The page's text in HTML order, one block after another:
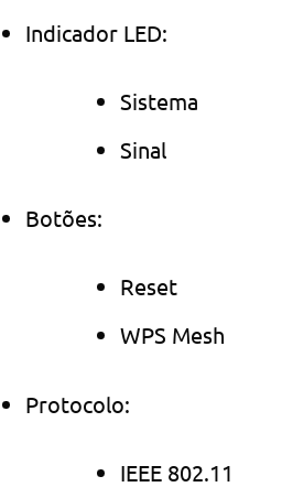
Indicador LED:
Sistema
Sinal
Botões:
Reset
WPS Mesh
Protocolo:
IEEE 802.11